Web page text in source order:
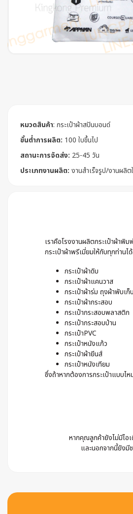
หมวดสินค้า: กระเป๋าผ้าสปันบอนด์
ขั้นต่ำการผลิต: 100 ใบขึ้นไป
สถานะการจัดส่ง: 25-45 วัน
ประเภทงานผลิต: งานสำเร็จรูป/งานผลิต
เราคือโรงงานผลิตกระเป๋าผ้า
กระเป๋าผ้าพรีเมี่ยมให้กับทุกท่าน
กระเป๋าผ้าดิบ
กระเป๋าผ้าแคนวาส
กระเป๋าผ้าร่ม ถุงผ้าพับเ
กระเป๋าผ้ากระสอบ
กระเป๋ากระสอบพลาสติก
กระเป๋ากระสอบป่าน
กระเป๋าPVC
กระเป๋าหนังแก้ว
กระเป๋าผ้ายีนส์
กระเป๋าหนังเทียม
ซึ่งถ้าหากต้องการกระเป๋าแบบไ
หากคุณลูกค้ายังไม่มีไอ
และนอกจากนี้ยังมี